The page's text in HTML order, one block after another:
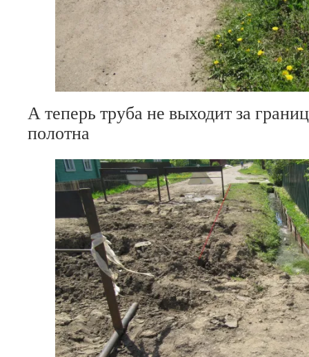
А теперь труба не выходит за
полотна